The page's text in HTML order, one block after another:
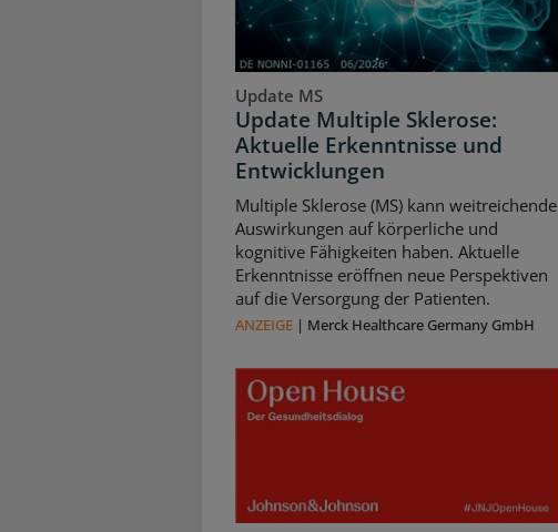
Update MS
Update Multiple Sklerose:
Aktuelle Erkenntnisse und
Entwicklungen
Multiple Sklerose (MS) kann weitreichende
Auswirkungen auf körperliche und
kognitive Fähigkeiten haben. Aktuelle
Erkenntnisse eröffnen neue Perspektiven
auf die Versorgung der Patienten.
ANZEIGE | Merck Healthcare Germany GmbH